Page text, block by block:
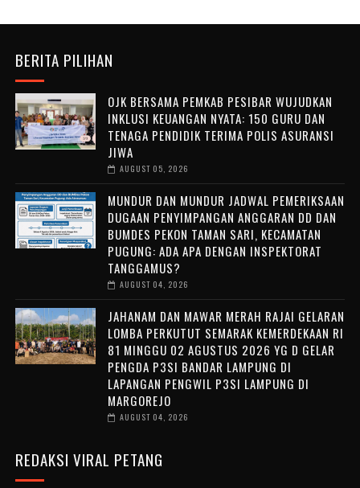
BERITA PILIHAN
OJK BERSAMA PEMKAB PESIBAR WUJUDKAN
INKLUSI KEUANGAN NYATA: 150 GURU DAN
TENAGA PENDIDIK TERIMA POLIS ASURANSI
JIWA
AUGUST 05, 2026
MUNDUR DAN MUNDUR JADWAL PEMERIKSAAN
DUGAAN PENYIMPANGAN ANGGARAN DD DAN
BUMDES PEKON TAMAN SARI, KECAMATAN
PUGUNG: ADA APA DENGAN INSPEKTORAT
TANGGAMUS?
AUGUST 04, 2026
JAHANAM DAN MAWAR MERAH RAJAI GELARAN
LOMBA PERKUTUT SEMARAK KEMERDEKAAN RI
81 MINGGU 02 AGUSTUS 2026 YG D GELAR
PENGDA P3SI BANDAR LAMPUNG DI
LAPANGAN PENGWIL P3SI LAMPUNG DI
MARGOREJO
AUGUST 04, 2026
REDAKSI VIRAL PETANG